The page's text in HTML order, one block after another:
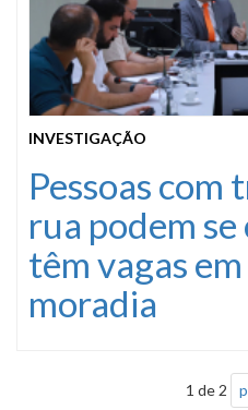
INVESTIGAÇÃO
Pessoas com
rua podem
têm vagas
moradia
1 de 2